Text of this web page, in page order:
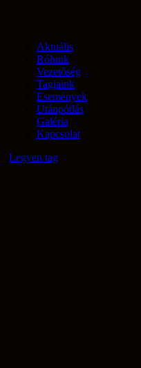
Aktuális
Rólunk
Vezetőség
Tagjaink
Események
Utánpótlás
Galéria
Kapcsolat
Legyen tag